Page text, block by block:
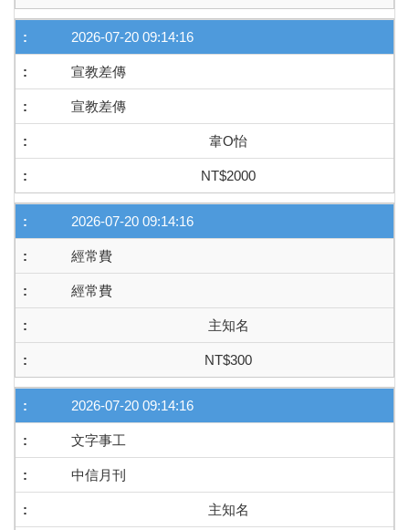
2026-07-20 09:14:16
宣教差傳
宣教差傳
韋O怡
NT$2000
2026-07-20 09:14:16
經常費
經常費
主知名
NT$300
2026-07-20 09:14:16
文字事工
中信月刊
主知名